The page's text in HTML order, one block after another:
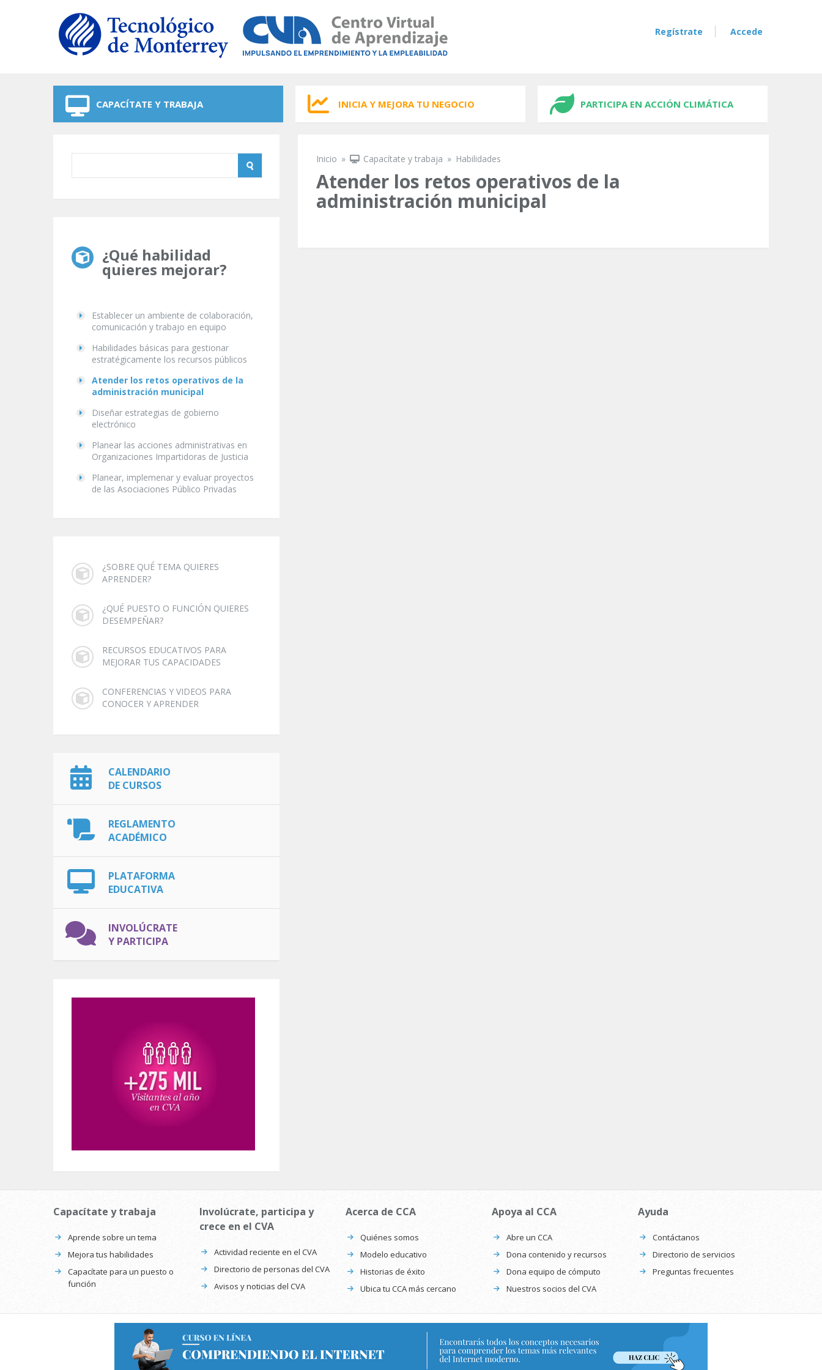
Regístrate Accede
CAPACÍTATE Y TRABAJA INICIA Y MEJORA TU NEGOCIO PARTICIPA EN ACCIÓN CLIMÁTICA
¿Qué habilidad
quieres mejorar?
Establecer un ambiente de colaboración,
comunicación y trabajo en equipo
Habilidades básicas para gestionar
estratégicamente los recursos públicos
Atender los retos operativos de la
administración municipal
Diseñar estrategias de gobierno
electrónico
Planear las acciones administrativas en
Organizaciones Impartidoras de Justicia
Planear, implemenar y evaluar proyectos
de las Asociaciones Público Privadas
¿SOBRE QUÉ TEMA QUIERES
APRENDER?
¿QUÉ PUESTO O FUNCIÓN QUIERES
DESEMPEÑAR?
RECURSOS EDUCATIVOS PARA
MEJORAR TUS CAPACIDADES
CONFERENCIAS Y VIDEOS PARA
CONOCER Y APRENDER
CALENDARIO
DE CURSOS
REGLAMENTO
ACADÉMICO
PLATAFORMA
EDUCATIVA
INVOLÚCRATE
Y PARTICIPA
Se encuentra usted aquí
Inicio » Capacítate y trabaja » Habilidades
Atender los retos operativos de la
administración municipal
Capacítate y trabaja
Aprende sobre un tema
Mejora tus habilidades
Capacítate para un puesto o
función
Involúcrate, participa y
crece en el CVA
Actividad reciente en el CVA
Directorio de personas del CVA
Avisos y noticias del CVA
Acerca de CCA
Quiénes somos
Modelo educativo
Historias de éxito
Ubica tu CCA más cercano
Apoya al CCA
Abre un CCA
Dona contenido y recursos
Dona equipo de cómputo
Nuestros socios del CVA
Ayuda
Contáctanos
Directorio de servicios
Preguntas frecuentes